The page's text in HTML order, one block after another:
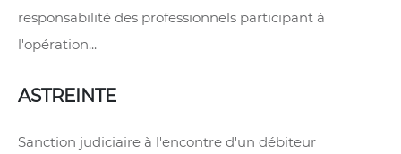
responsabilité des professionnels participant à
l'opération...
ASTREINTE
Sanction judiciaire à l'encontre d'un débiteur